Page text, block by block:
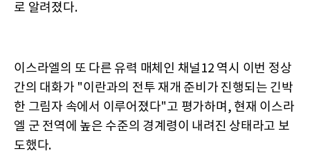
로 알려졌다.
이스라엘의 또 다른 유력 매체인 채널12 역시 이번 정상
간의 대화가 "이란과의 전투 재개 준비가 진행되는 긴박
한 그림자 속에서 이루어졌다"고 평가하며, 현재 이스라
엘 군 전역에 높은 수준의 경계령이 내려진 상태라고 보
도했다.